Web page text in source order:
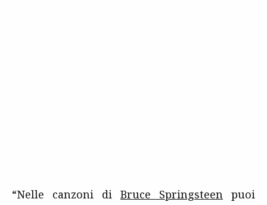
“Nelle canzoni di Bruce Springsteen puoi